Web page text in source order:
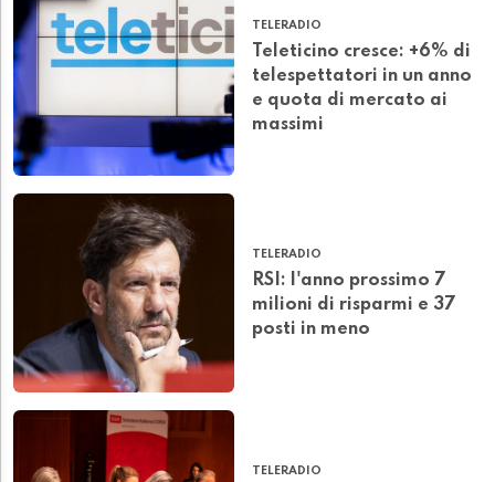
TELERADIO
Teleticino cresce: +6% di
telespettatori in un anno
e quota di mercato ai
massimi
TELERADIO
RSI: l'anno prossimo 7
milioni di risparmi e 37
posti in meno
TELERADIO